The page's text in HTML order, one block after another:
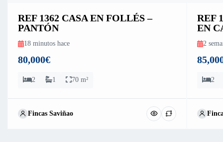
REF 1362 CASA EN FOLLÉS –
PANTÓN
18 minutos hace
80,000€
2 1 70 m²
Fincas Saviñao
REF
EN
2
2